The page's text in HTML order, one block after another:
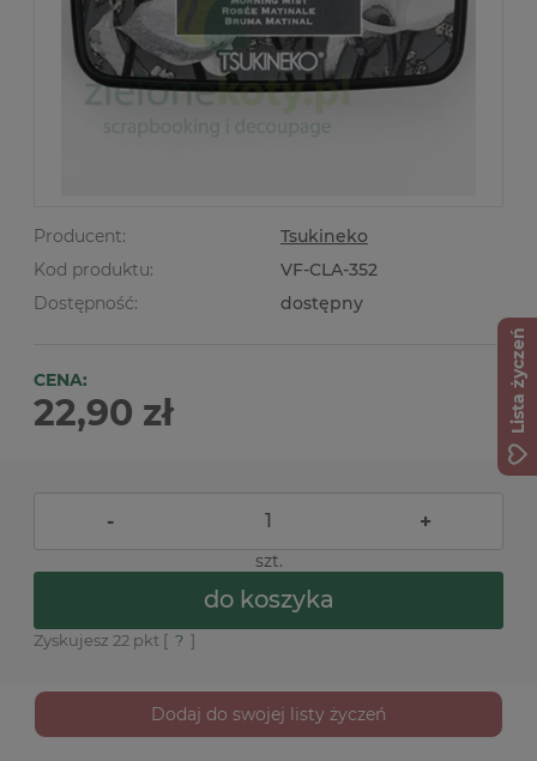
Producent:
Tsukineko
Kod produktu:
VF-CLA-352
Dostępność:
dostępny
CENA:
22,90 zł
- +
szt.
do koszyka
Zyskujesz 22 pkt [ ? ]
Dodaj do swojej listy życzeń
Lista życzeń